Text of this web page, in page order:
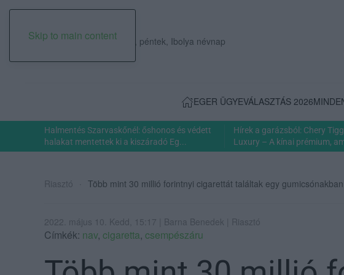
Skip to main content
2026. augusztus 07., péntek, Ibolya névnap
EGER ÜGYEVÁLASZTÁS 2026
Halmentés Szarvaskőnél: őshonos és védett
halakat mentettek ki a kiszáradó Eg...
Hírek a garázsból: Chery
Luxury – A kínai prémium,
Riasztó Több mint 30 millió forintnyi cigarettát találtak egy
2022. május 10. Kedd, 15:17 | Barna Benedek | Riasztó
Címkék: nav, cigaretta, csempészáru